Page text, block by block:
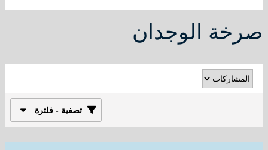
صرخة الوجدان
تصفية - فلترة